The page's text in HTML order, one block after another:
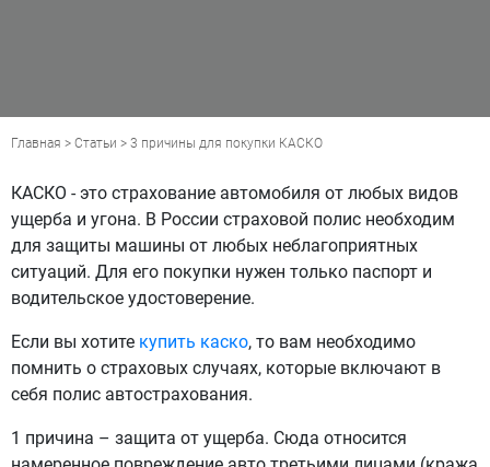
Главная > Статьи > 3 причины для покупки КАСКО
КАСКО - это страхование автомобиля от любых видов
ущерба и угона. В России страховой полис необходим
для защиты машины от любых неблагоприятных
ситуаций. Для его покупки нужен только паспорт и
водительское удостоверение.
Если вы хотите купить каско, то вам необходимо
помнить о страховых случаях, которые включают в
себя полис автострахования.
1 причина – защита от ущерба. Сюда относится